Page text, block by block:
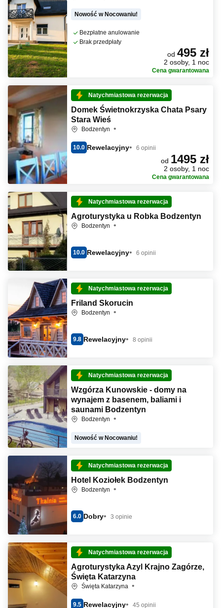
Nowość w Nocowaniu!
Bezpłatne anulowanie
Brak przedpłaty
od 495 zł
2 osoby, 1 noc
Cena gwarantowana
Natychmiastowa rezerwacja
Domek Świetnokrzyska Chata Psary
Stara Wieś
Bodzentyn
10.0 Rewelacyjny 6 opinii
od 1495 zł
2 osoby, 1 noc
Cena gwarantowana
Natychmiastowa rezerwacja
Agroturystyka u Robka Bodzentyn
Bodzentyn
10.0 Rewelacyjny 6 opinii
Natychmiastowa rezerwacja
Friland Skorucin
Bodzentyn
9.8 Rewelacyjny 8 opinii
Natychmiastowa rezerwacja
Wzgórza Kunowskie - domy na
wynajem z basenem, baliami i
saunami Bodzentyn
Bodzentyn
Nowość w Nocowaniu!
Natychmiastowa rezerwacja
Hotel Koziołek Bodzentyn
Bodzentyn
6.0 Dobry 3 opinie
Natychmiastowa rezerwacja
Agroturystyka Azyl Krajno Zagórze,
Święta Katarzyna
Święta Katarzyna
9.5 Rewelacyjny 45 opinii